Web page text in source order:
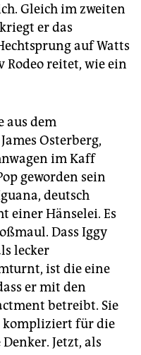
Gleich im zweiten
er das
auf Watts
reitet, wie ein
aus dem
Osterberg,
im Kaff
geworden sein
deutsch
einer Hänselei. Es
Dass Iggy
lecker
ist die eine
er mit den
betreibt. Sie
kompliziert für die
Jetzt, als